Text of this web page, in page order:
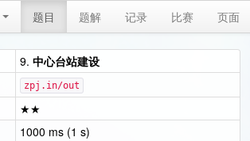
题目 题解 记录 比赛 页面
9. 中心台站建设
zpj.in/out
★★
1000 ms (1 s)